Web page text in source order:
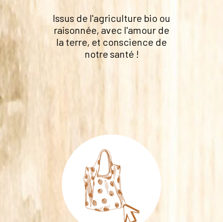
Issus de l'agriculture bio ou
raisonnée, avec l'amour de
la terre, et conscience de
notre santé !